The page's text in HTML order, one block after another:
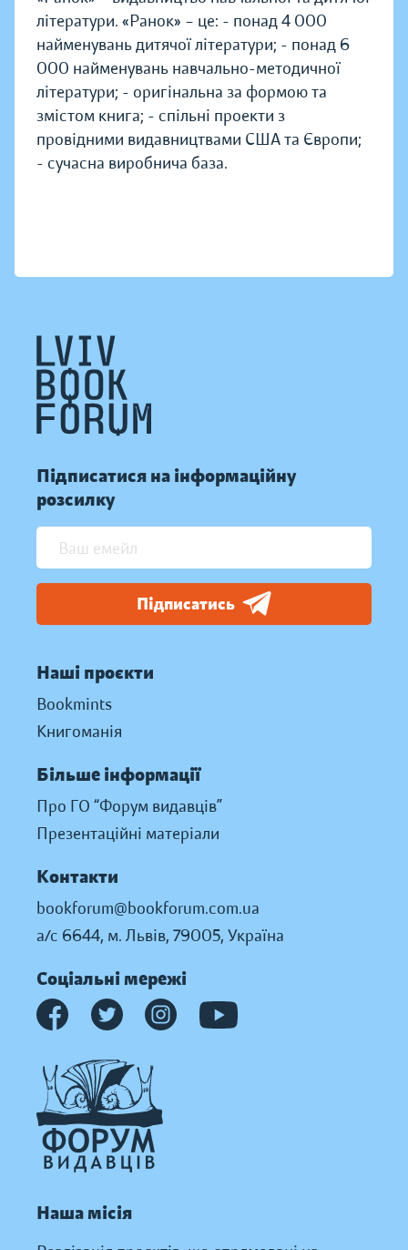
літератури. «Ранок» – це: - понад 4 000
найменувань дитячої літератури; - понад 6
000 найменувань навчально-методичної
літератури; - оригінальна за формою та
змістом книга; - спільні проекти з
провідними видавництвами США та Європи;
- сучасна виробнича база.
Підписатися на інформаційну
розсилку
Підписатись
Наші проєкти
Bookmints
Книгоманія
Більше інформації
Про ГО “Форум видавців”
Презентаційні матеріали
Контакти
bookforum@bookforum.com.ua
а/с 6644, м. Львів, 79005, Україна
Соціальні мережі
Наша місія